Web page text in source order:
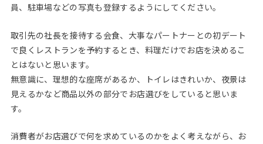
員、駐車場などの写真も登録するようにしてください。
取引先の社長を接待する会食、大事なパートナーとの初デート
で良くレストランを予約するとき、料理だけでお店を決めるこ
とはないと思います。
無意識に、理想的な座席があるか、トイレはきれいか、夜景は
見えるかなど商品以外の部分でお店選びをしていると思いま
す。
消費者がお店選びで何を求めているのかをよく考えながら、お